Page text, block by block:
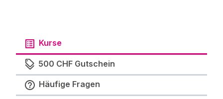
Kurse
500 CHF Gutschein
Häufige Fragen